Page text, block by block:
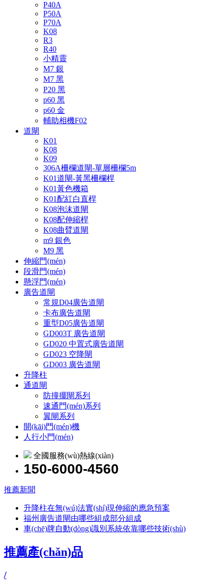
P40A
P50A
P70A
K08
R3
R40
小精靈
M7 銀
M7 黑
P20 黑
p60 黑
p60 金
輔助相機F02
道閘
K01
K08
K09
306A柵欄道閘-單層柵欄5m
K01道閘-黃黑柵欄桿
K01黃色機箱
K01配紅白直桿
K08泡沫道閘
K08配伸縮桿
K08曲臂道閘
m9 銀色
M9 黑
伸縮門(mén)
段滑門(mén)
懸浮門(mén)
廣告道閘
常規D04廣告道閘
卡布廣告道閘
重型D05廣告道閘
GD003T 廣告道閘
GD020 中置式廣告道閘
GD023 空降閘
GD003 廣告道閘
升降柱
通道閘
防撞擺閘系列
速通門(mén)系列
翼閘系列
開(kāi)門(mén)機
人行小門(mén)
全國服務(wù)熱線(xiàn)
150-6000-4560
推薦新聞
升降柱在無(wú)法實(shí)現伸縮的應急預案
福州廣告道閘由哪些組成部分組成
車(chē)牌自動(dòng)識別系統依靠哪些技術(shù)
推薦產(chǎn)品
/